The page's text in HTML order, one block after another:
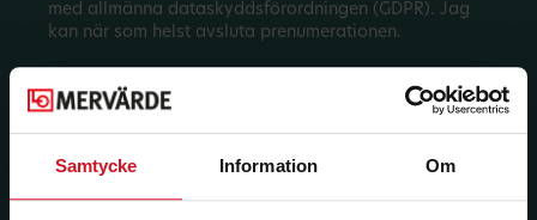
Samtycke Information Om
med allmänna dataskyddsförordningen (GDPR). Jag
kan när som helst avsluta prenumerationen.